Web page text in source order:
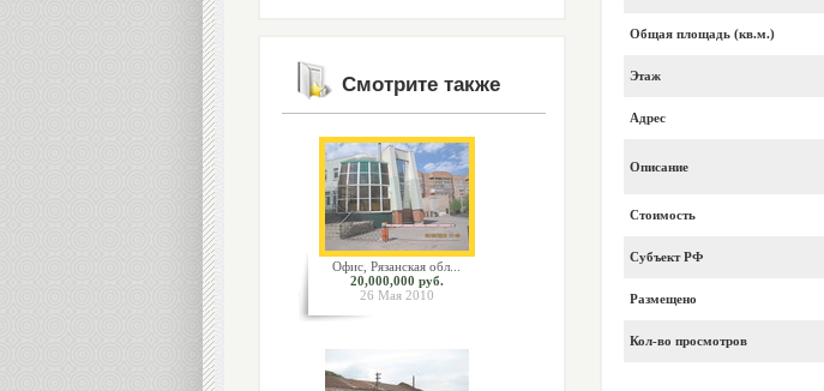
Смотрите также
Офис, Рязанская обл...
20,000,000 руб.
26 Мая 2010
Общая площадь (кв.м.)
Этаж
Адрес
Описание
Стоимость
Субъект РФ
Размещено
Кол-во просмотров